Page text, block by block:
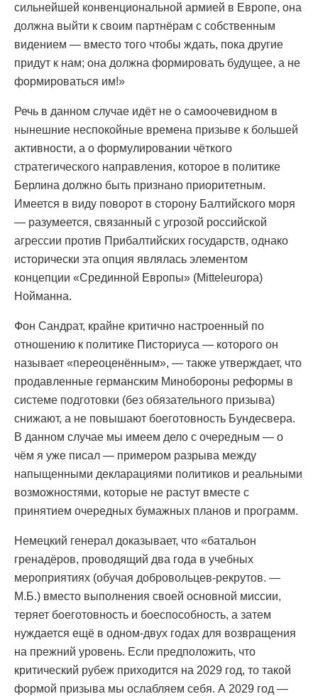
сильнейшей конвенциональной армией в Европе, она
должна выйти к своим партнёрам с собственным
видением — вместо того чтобы ждать, пока другие
придут к нам; она должна формировать будущее, а не
формироваться им!»
Речь в данном случае идёт не о самоочевидном в
нынешние неспокойные времена призыве к большей
активности, а о формулировании чёткого
стратегического направления, которое в политике
Берлина должно быть признано приоритетным.
Имеется в виду поворот в сторону Балтийского моря
— разумеется, связанный с угрозой российской
агрессии против Прибалтийских государств, однако
исторически эта опция являлась элементом
концепции «Срединной Европы» (Mitteleuropa)
Нойманна.
Фон Сандрат, крайне критично настроенный по
отношению к политике Писториуса — которого он
называет «переоценённым», — также утверждает, что
продавленные германским Минобороны реформы в
системе подготовки (без обязательного призыва)
снижают, а не повышают боеготовность Бундесвера.
В данном случае мы имеем дело с очередным — о
чём я уже писал — примером разрыва между
напыщенными декларациями политиков и реальными
возможностями, которые не растут вместе с
принятием очередных бумажных планов и программ.
Немецкий генерал доказывает, что «батальон
гренадёров, проводящий два года в учебных
мероприятиях (обучая добровольцев-рекрутов. —
М.Б.) вместо выполнения своей основной миссии,
теряет боеготовность и боеспособность, а затем
нуждается ещё в одном-двух годах для возвращения
на прежний уровень. Если предположить, что
критический рубеж приходится на 2029 год, то такой
формой призыва мы ослабляем себя. А 2029 год —